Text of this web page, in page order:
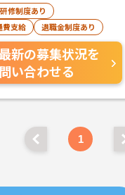
研修制度あり
費支給 退職金制度あり
新の募集状況を
問い合わせる
1